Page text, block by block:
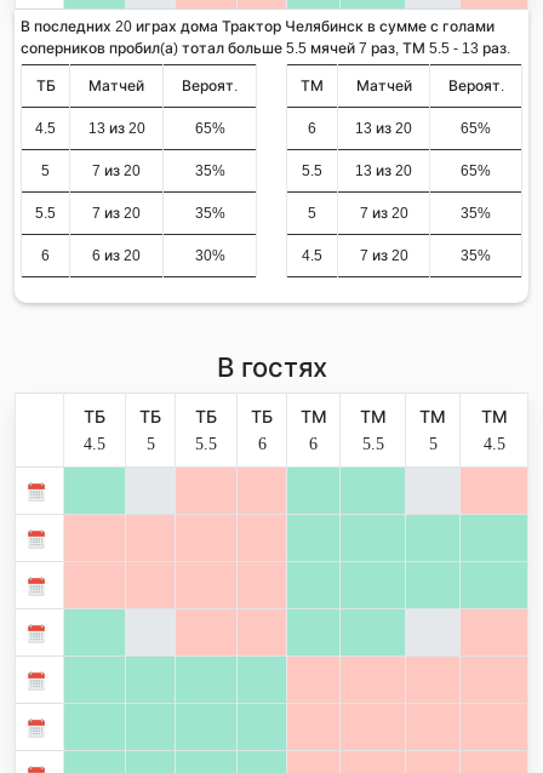
В последних 20 играх дома Трактор Челябинск в сумме с голами
соперников пробил(а) тотал больше 5.5 мячей 7 раз, ТМ 5.5 - 13 раз.
ТБ Матчей Вероят.
4.5 13 из 20 65%
5 7 из 20 35%
5.5 7 из 20 35%
6 6 из 20 30%
ТМ Матчей Вероят.
6 13 из 20 65%
5.5 13 из 20 65%
5 7 из 20 35%
4.5 7 из 20 35%
В гостях
ТБ
4.5
ТБ
5
ТБ
5.5
ТБ
6
ТМ
6
ТМ
5.5
ТМ
5
ТМ
4.5